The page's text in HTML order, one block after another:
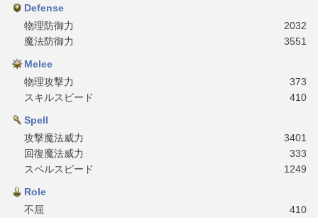
Defense
物理防御力
2032
魔法防御力
3551
Melee
物理攻撃力
373
スキルスピード
410
Spell
攻撃魔法威力
3401
回復魔法威力
333
スペルスピード
1249
Role
不屈
410